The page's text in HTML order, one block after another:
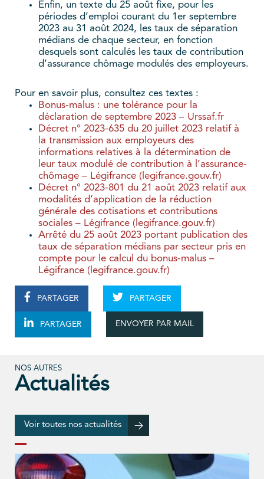
Enfin, un texte du 25 août fixe, pour les
périodes d’emploi courant du 1er septembre
2023 au 31 août 2024, les taux de séparation
médians de chaque secteur, en fonction
desquels sont calculés les taux de contribution
d’assurance chômage modulés des employeurs.
Pour en savoir plus, consultez ces textes :
Bonus-malus : une tolérance pour la
déclaration de septembre 2023 – Urssaf.fr
Décret n° 2023-635 du 20 juillet 2023 relatif à
la transmission aux employeurs des
informations relatives à la détermination de
leur taux modulé de contribution à l’assurance-
chômage – Légifrance (legifrance.gouv.fr)
Décret n° 2023-801 du 21 août 2023 relatif aux
modalités d’application de la réduction
générale des cotisations et contributions
sociales – Légifrance (legifrance.gouv.fr)
Arrêté du 25 août 2023 portant publication des
taux de séparation médians par secteur pris en
compte pour le calcul du bonus-malus –
Légifrance (legifrance.gouv.fr)
PARTAGER PARTAGER
PARTAGER ENVOYER PAR MAIL
NOS AUTRES
Actualités
Voir toutes nos actualités